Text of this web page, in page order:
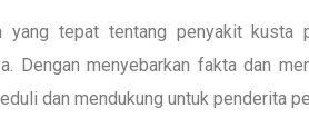
yang tepat tentang penyakit
Dengan menyebarkan fakta dan
dan mendukung untuk penderita